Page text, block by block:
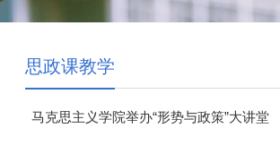
思政课教学
马克思主义学院举办“形势与政策”大讲堂